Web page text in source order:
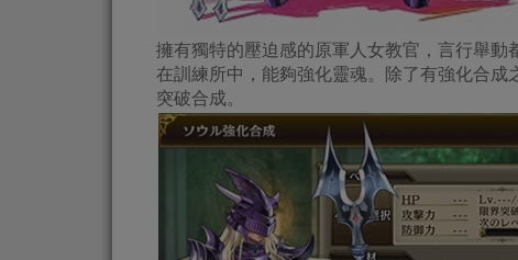
擁有獨特的壓迫感的原軍人女教官，言行舉動
在訓練所中，能夠強化靈魂。除了有強化合
突破合成。